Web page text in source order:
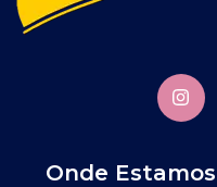
Onde Estamos